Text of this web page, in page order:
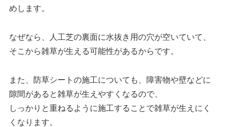
めします。
なぜなら、人工芝の裏面に水抜き用の穴が空いていて、
そこから雑草が生える可能性があるからです。
また、防草シートの施工についても、障害物や壁などに
隙間があると雑草が生えやすくなるので、
しっかりと重ねるように施工することで雑草が生えにく
くなります。